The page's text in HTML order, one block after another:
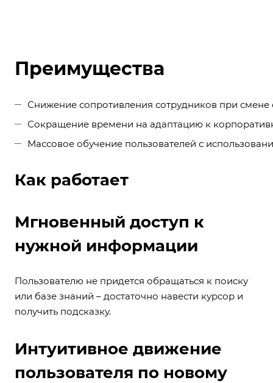
Преимущества
Снижение сопротивления сотрудников при
Сокращение времени на адаптацию к
Массовое обучение пользователей с
Как работает
Мгновенный доступ к
нужной информации
Пользователю не придется обращаться к поиску
или базе знаний – достаточно навести курсор и
получить подсказку.
Интуитивное движение
пользователя по новому